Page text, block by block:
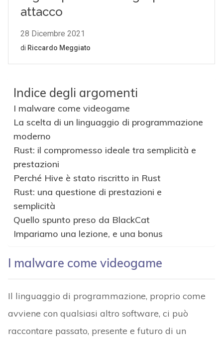
Indice degli argomenti
I malware come videogame
La scelta di un linguaggio di programmazione
moderno
Rust: il compromesso ideale tra semplicità e
prestazioni
Perché Hive è stato riscritto in Rust
Rust: una questione di prestazioni e
semplicità
Quello spunto preso da BlackCat
Impariamo una lezione, e una bonus
I malware come videogame
Il linguaggio di programmazione, proprio come
avviene con qualsiasi altro software, ci può
raccontare passato, presente e futuro di un